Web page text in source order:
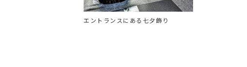
エントランスにある七夕飾り